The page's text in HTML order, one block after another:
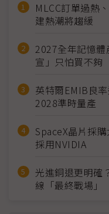
MLCC訂單過熱
建熱潮將趨緩
2027全年記憶
宣」只怕買不夠
英特爾EMIB良
2028準時量產
SpaceX晶片採
採用NVIDIA
光進銅退更明確
線「最終戰場」